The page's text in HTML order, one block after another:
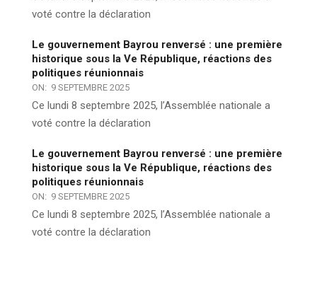
voté contre la déclaration
Le gouvernement Bayrou renversé : une première
historique sous la Ve République, réactions des
politiques réunionnais
ON: 9 SEPTEMBRE 2025
Ce lundi 8 septembre 2025, l’Assemblée nationale a
voté contre la déclaration
Le gouvernement Bayrou renversé : une première
historique sous la Ve République, réactions des
politiques réunionnais
ON: 9 SEPTEMBRE 2025
Ce lundi 8 septembre 2025, l’Assemblée nationale a
voté contre la déclaration